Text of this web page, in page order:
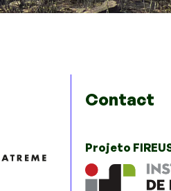
Contact
Projeto